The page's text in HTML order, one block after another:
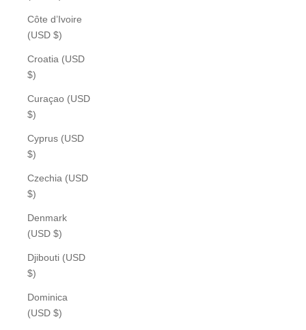
Côte d’Ivoire
(USD $)
Croatia (USD
$)
Curaçao (USD
$)
Cyprus (USD
$)
Czechia (USD
$)
Denmark
(USD $)
Djibouti (USD
$)
Dominica
(USD $)